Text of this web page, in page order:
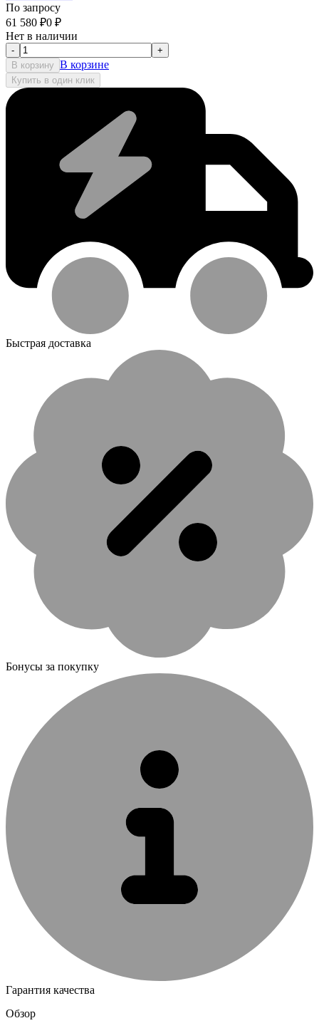
По запросу
61 580 ₽0 ₽
Нет в наличии
-
+
В корзину В корзине
Купить в один клик
Быстрая доставка
Бонусы за покупку
Гарантия качества
Обзор